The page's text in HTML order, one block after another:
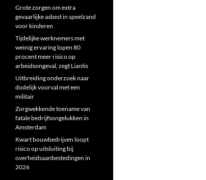
Grote zorgen om extra
gevaarlijke asbest in speelzand
voor kinderen
Tijdelijke werknemers met
weinig ervaring lopen 80
procent meer risico op
arbeidsongeval, zegt Liantis
Uitbreiding onderzoek naar
dodelijk voorval met een
militair
Zorgwekkende toename van
fatale bedrijfsongelukken in
Amsterdam
Kwart bouwbedrijven loopt
risico op uitsluiting bij
overheidsaanbestedingen in
2026